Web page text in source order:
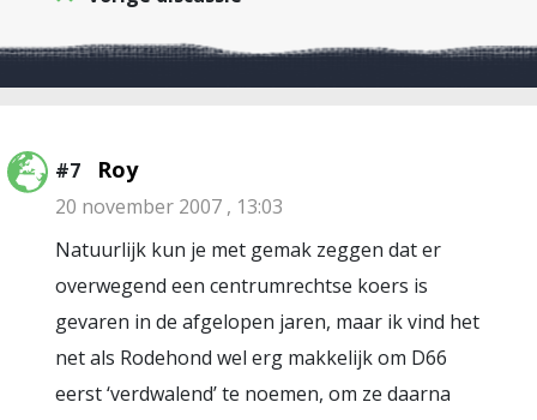
#7 Roy
20 november 2007 , 13:03
Natuurlijk kun je met gemak zeggen dat er
overwegend een centrumrechtse koers is
gevaren in de afgelopen jaren, maar ik vind het
net als Rodehond wel erg makkelijk om D66
eerst ‘verdwalend’ te noemen, om ze daarna